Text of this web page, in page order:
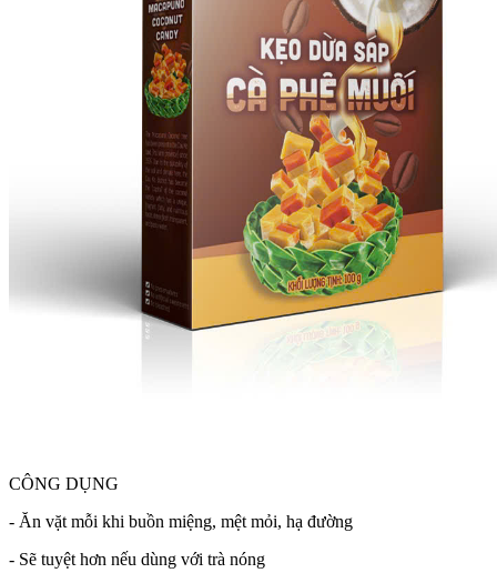
CÔNG DỤNG
- Ăn vặt mỗi khi buồn miệng, mệt mỏi, hạ đường
- Sẽ tuyệt hơn nếu dùng với trà nóng